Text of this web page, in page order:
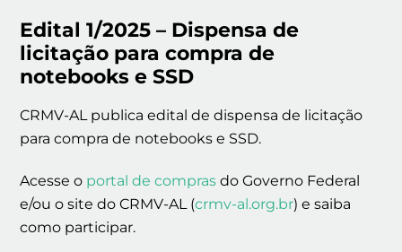
Edital 1/2025 – Dispensa de
licitação para compra de
notebooks e SSD
CRMV-AL publica edital de dispensa de licitação
para compra de notebooks e SSD.
Acesse o portal de compras do Governo Federal
e/ou o site do CRMV-AL (crmv-al.org.br) e saiba
como participar.